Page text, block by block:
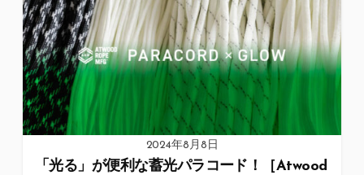
2024年8月8日
「光る」が便利な蓄光パラコード！［Atwood